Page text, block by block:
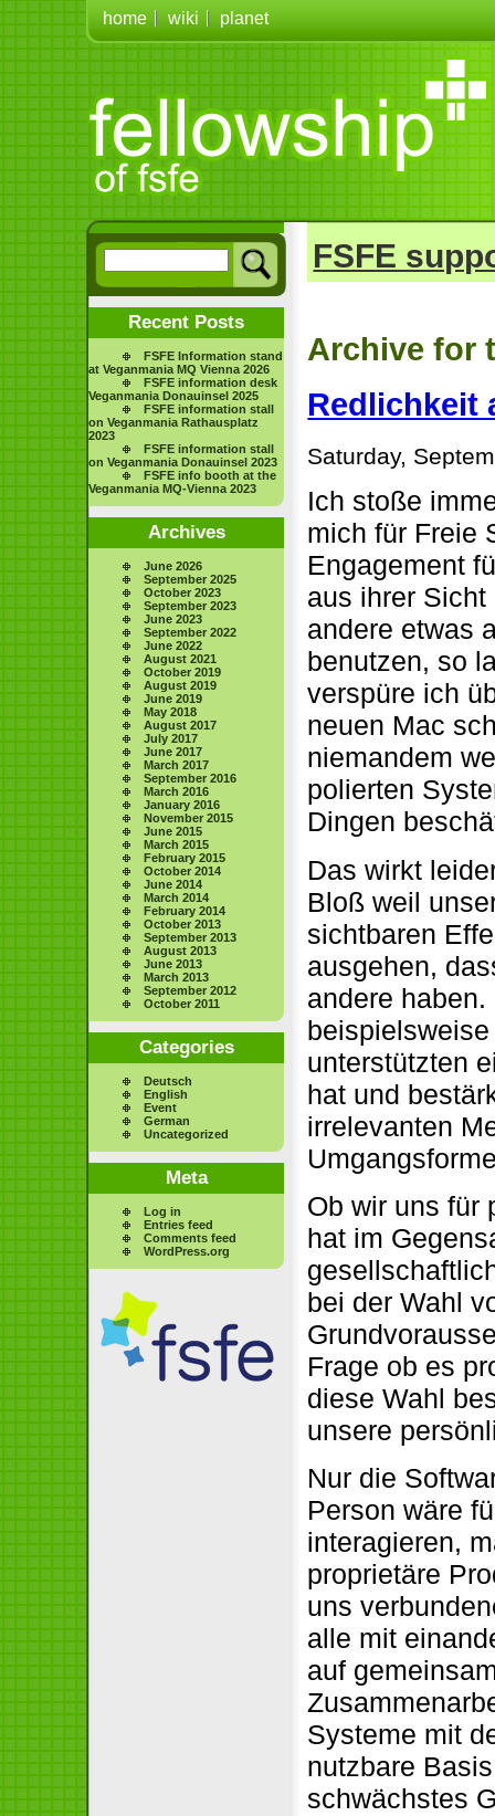
home wiki planet
Recent Posts
FSFE Information stand
at Veganmania MQ Vienna 2026
FSFE information desk
Veganmania Donauinsel 2025
FSFE information stall
on Veganmania Rathausplatz
2023
FSFE information stall
on Veganmania Donauinsel 2023
FSFE info booth at the
Veganmania MQ-Vienna 2023
Archives
June 2026
September 2025
October 2023
September 2023
June 2023
September 2022
June 2022
August 2021
October 2019
August 2019
June 2019
May 2018
August 2017
July 2017
June 2017
March 2017
September 2016
March 2016
January 2016
November 2015
June 2015
March 2015
February 2015
October 2014
June 2014
March 2014
February 2014
October 2013
September 2013
August 2013
June 2013
March 2013
September 2012
October 2011
Categories
Deutsch
English
Event
German
Uncategorized
Meta
Log in
Entries feed
Comments feed
WordPress.org
FSFE
Archive for
Redlichkeit
Saturday,
Ich stoße
mich für Freie
Engagement
aus ihrer
andere etwas
benutzen, so
verspüre ich
neuen Mac
niemandem
polierten
Dingen
Das wirkt
Bloß weil
sichtbaren
ausgehen,
andere
unterstützten
hat und
irrelevanten
Ob wir uns für
hat im
bei der Wahl
Frage ob es
diese Wahl
unsere
Nur die
Person wäre
interagieren,
proprietäre
uns
alle mit
auf
Systeme mit
nutzbare
schwächstes